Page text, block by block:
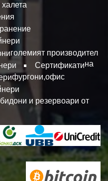
Сертификати
големият производител
на
фургони,офис
и резервоари от